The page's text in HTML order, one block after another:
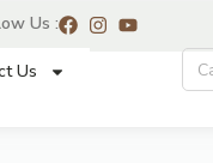
Us :
Us